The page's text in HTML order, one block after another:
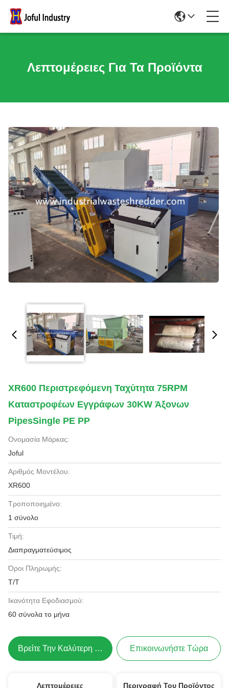
Λεπτομέρειες Για Τα Προϊόντα
XR600 Περιστρεφόμενη Ταχύτητα 75RPM
Καταστροφέων Εγγράφων 30KW Άξονων
PipesSingle PE PP
Ονομασία Μάρκας:
Joful
Αριθμός Μοντέλου:
XR600
Τροποποιημένο:
1 σύνολο
Τιμή:
Διαπραγματεύσιμος
Όροι Πληρωμής:
T/T
Ικανότητα Εφοδιασμού:
60 σύνολα το μήνα
Βρείτε Την Καλύτερη Τιμή Επικοινωνήστε Τώρα
Λεπτομέρειες Περιγραφή Του Προϊόντος